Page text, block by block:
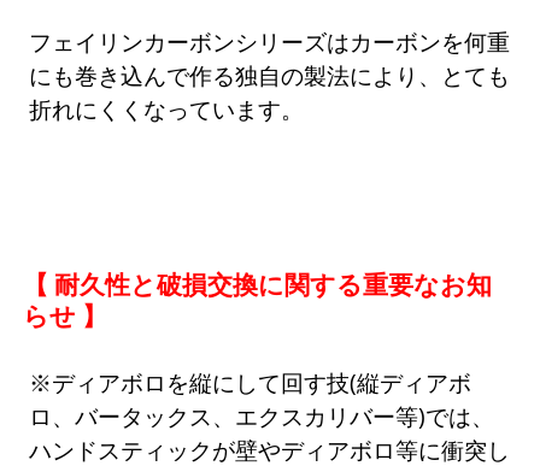
フェイリンカーボンシリーズはカーボンを何重
にも巻き込んで作る独自の製法により、とても
折れにくくなっています。
【 耐久性と破損交換に関する重要なお知
らせ 】
※ディアボロを縦にして回す技(縦ディアボ
ロ、バータックス、エクスカリバー等)では、
ハンドスティックが壁やディアボロ等に衝突し